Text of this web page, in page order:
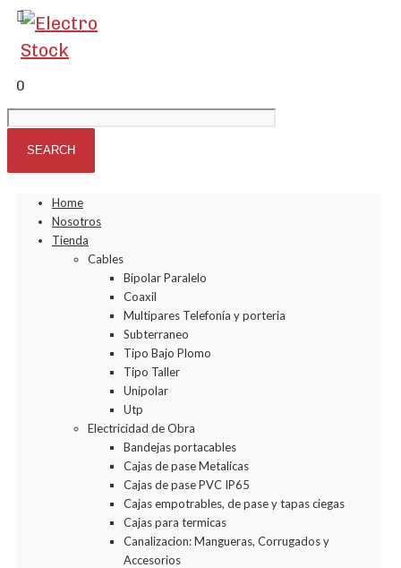
0
Home
Nosotros
Tienda
Cables
Bipolar Paralelo
Coaxil
Multipares Telefonía y porteria
Subterraneo
Tipo Bajo Plomo
Tipo Taller
Unipolar
Utp
Electricidad de Obra
Bandejas portacables
Cajas de pase Metalicas
Cajas de pase PVC IP65
Cajas empotrables, de pase y tapas ciegas
Cajas para termicas
Canalizacion: Mangueras, Corrugados y
Accesorios